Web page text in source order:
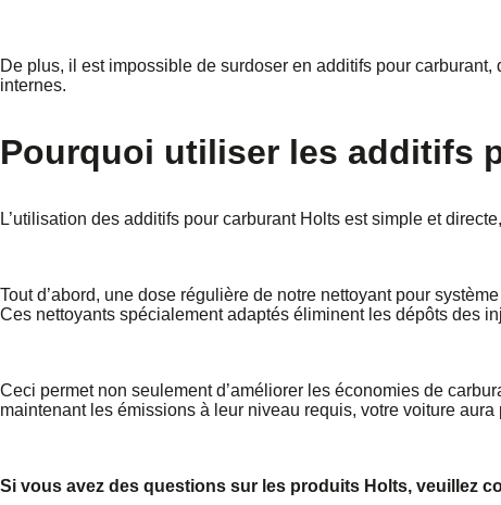
De plus, il est impossible de surdoser en additifs pour
internes.
Pourquoi utiliser les additifs
L’utilisation des additifs pour carburant Holts est simple et
Tout d’abord, une dose régulière de notre nettoyant pour
Ces nettoyants spécialement adaptés éliminent les dépôts des
Ceci permet non seulement d’améliorer les économies de
maintenant les émissions à leur niveau requis, votre voiture
Si vous avez des questions sur les produits Holts, veuillez